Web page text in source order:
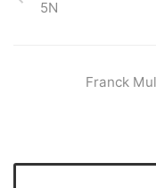
5N
Franck